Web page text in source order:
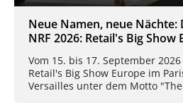
Neue Namen, neue Nächte:
NRF 2026: Retail's Big Show
Vom 15. bis 17. September
Retail's Big Show Europe im
Versailles unter dem Motto